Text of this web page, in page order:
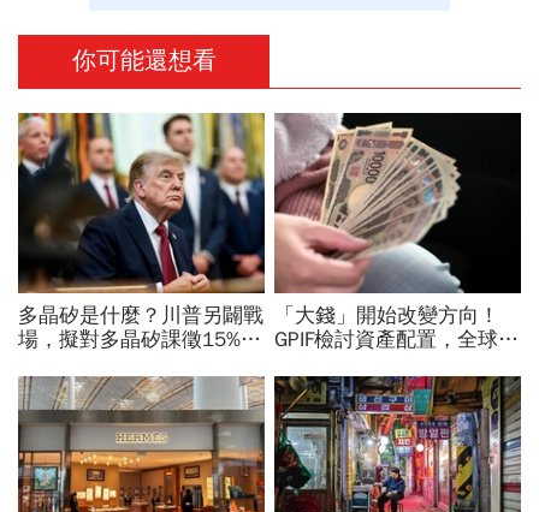
你可能還想看
多晶矽是什麼？川普另闢戰
場，擬對多晶矽課徵15%關
能產業都離不開它
「大錢」開始改變方向！
GPIF檢討資產配置，全球資